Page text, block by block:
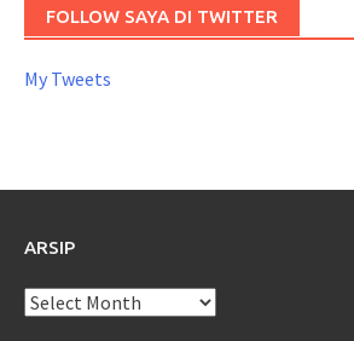
FOLLOW SAYA DI TWITTER
My Tweets
ARSIP
Arsip